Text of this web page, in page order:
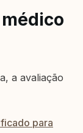
a avaliação
para